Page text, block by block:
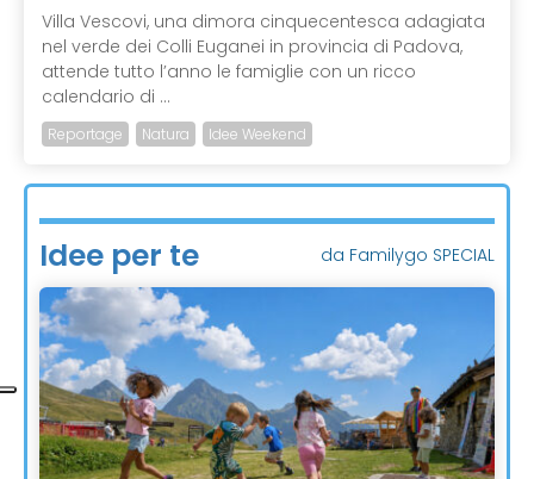
Villa Vescovi, una dimora cinquecentesca adagiata
nel verde dei Colli Euganei in provincia di Padova,
attende tutto l’anno le famiglie con un ricco
calendario di ...
Reportage Natura Idee Weekend
Idee per te da Familygo SPECIAL